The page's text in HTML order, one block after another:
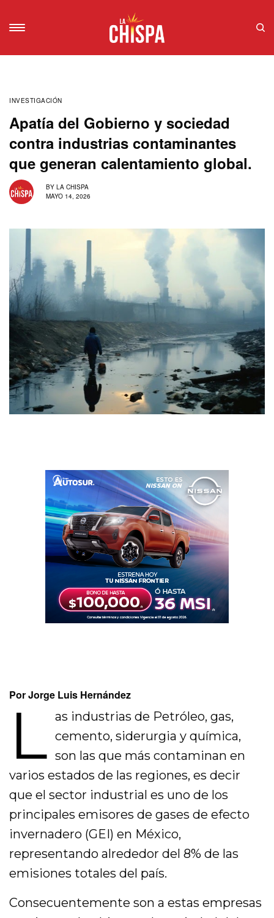
INVESTIGACIÓN
Apatía del Gobierno y sociedad
contra industrias contaminantes
que generan calentamiento global.
BY LA CHISPA
MAYO 14, 2026
Por Jorge Luis Hernández
L as industrias de Petróleo, gas,
cemento, siderurgia y química,
son las que más contaminan en
varios estados de las regiones, es decir
que el sector industrial es uno de los
principales emisores de gases de efecto
invernadero (GEI) en México,
representando alrededor del 8% de las
emisiones totales del país.
Consecuentemente son a estas empresas